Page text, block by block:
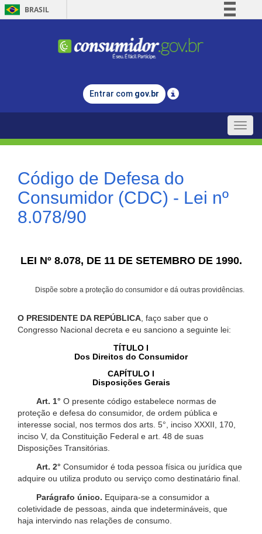
BRASIL
Comunica BR
Legislação
Entrar com gov.br
Toggle
Código de Defesa do
Consumidor (CDC) - Lei nº
8.078/90
LEI Nº 8.078, DE 11 DE SETEMBRO DE 1990.
Dispõe sobre a proteção do consumidor e dá outras providências.
O PRESIDENTE DA REPÚBLICA , faço saber que o
Congresso Nacional decreta e eu sanciono a seguinte lei:
TÍTULO I
Dos Direitos do Consumidor
CAPÍTULO I
Disposições Gerais
Art. 1° O presente código estabelece normas de
proteção e defesa do consumidor, de ordem pública e
interesse social, nos termos dos arts. 5°, inciso XXXII, 170,
inciso V, da Constituição Federal e art. 48 de suas
Disposições Transitórias.
Art. 2° Consumidor é toda pessoa física ou jurídica que
adquire ou utiliza produto ou serviço como destinatário final.
Parágrafo único. Equipara-se a consumidor a
coletividade de pessoas, ainda que indetermináveis, que
haja intervindo nas relações de consumo.